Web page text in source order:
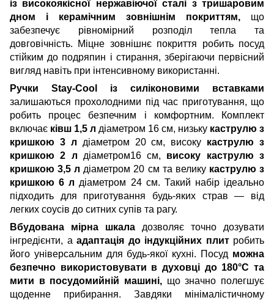
із високоякісної нержавіючої сталі з тришаровим
дном і керамічним зовнішнім покриттям, що
забезпечує рівномірний розподіл тепла та
довговічність. Міцне зовнішнє покриття робить посуд
стійким до подряпин і стирання, зберігаючи первісний
вигляд навіть при інтенсивному використанні.
Ручки Stay-Cool із силіконовими вставками
залишаються прохолодними під час приготування, що
робить процес безпечним і комфортним. Комплект
включає ківш 1,5 л діаметром 16 см, низьку каструлю з
кришкою 3 л діаметром 20 см, високу каструлю з
кришкою 2 л діаметром16 см, високу каструлю з
кришкою 3,5 л діаметром 20 см та велику каструлю з
кришкою 6 л діаметром 24 см. Такий набір ідеально
підходить для приготування будь-яких страв — від
легких соусів до ситних супів та рагу.
Вбудована мірна шкала дозволяє точно дозувати
інгредієнти, а адаптація до індукційних плитробить
його універсальним для будь-якої кухні. Посуд можна
безпечно використовувати в духовці до 180°C та
мити в посудомийній машині, що значно полегшує
щоденне прибирання. Завдяки мінімалістичному